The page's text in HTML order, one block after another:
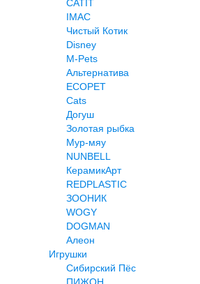
CATIT
IMAC
Чистый Котик
Disney
M-Pets
Альтернатива
ECOPET
Cats
Догуш
Золотая рыбка
Мур-мяу
NUNBELL
КерамикАрт
REDPLASTIC
ЗООНИК
WOGY
DOGMAN
Алеон
Игрушки
Сибирский Пёс